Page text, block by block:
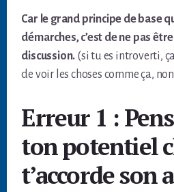
Car le grand principe de base
démarches, c’est de ne pas
discussion. (si tu es introverti,
de voir les choses comme ça,
Erreur 1 :
ton potentiel
t’accorde son